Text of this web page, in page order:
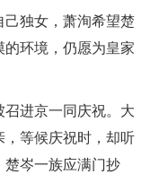
独女，萧洵希望楚
环境，仍愿为皇家
召进京一同庆祝。大
，等候庆祝时，却听
楚岑一族应满门抄